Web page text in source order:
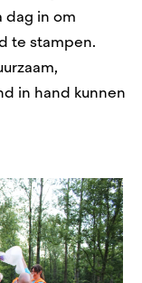
dag in om
te stampen.
in hand kunnen